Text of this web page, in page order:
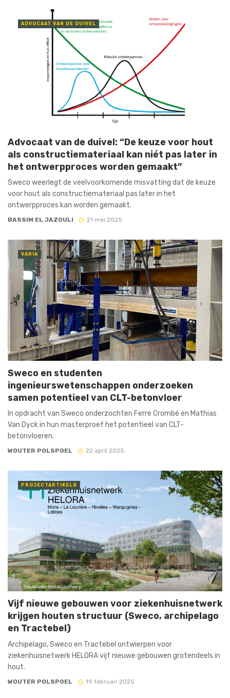
ADVOCAAT VAN DE DUIVEL
Advocaat van de duivel: “De keuze voor hout
als constructiemateriaal kan niét pas later in
het ontwerpproces worden gemaakt”
Sweco weerlegt de veelvoorkomende misvatting dat de keuze
voor hout als constructiemateriaal pas later in het
ontwerpproces kan worden gemaakt.
BASSIM EL JAZOULI 21 mei 2025
VARIA
Sweco en studenten
ingenieurswetenschappen onderzoeken
samen potentieel van CLT-betonvloer
In opdracht van Sweco onderzochten Ferre Crombé en Mathias
Van Dyck in hun masterproef het potentieel van CLT-
betonvloeren.
WOUTER POLSPOEL 22 april 2025
PROJECTARTIKELS
Vijf nieuwe gebouwen voor ziekenhuisnetwerk
krijgen houten structuur (Sweco, archipelago
en Tractebel)
Archipelago, Sweco en Tractebel ontwierpen voor
ziekenhuisnetwerk HELORA vijf nieuwe gebouwen grotendeels in
hout.
WOUTER POLSPOEL 19 februari 2025